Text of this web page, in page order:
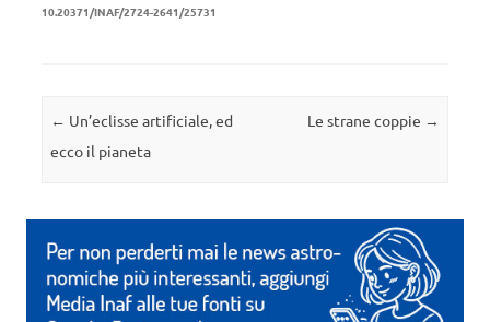
10.20371/INAF/2724-2641/25731
Navigazione articolo
← Un’eclisse artificiale, ed
ecco il pianeta
Le strane coppie →